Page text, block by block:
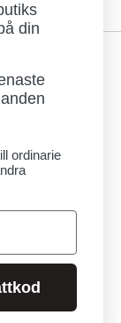
förbehållna.
din
ordinarie